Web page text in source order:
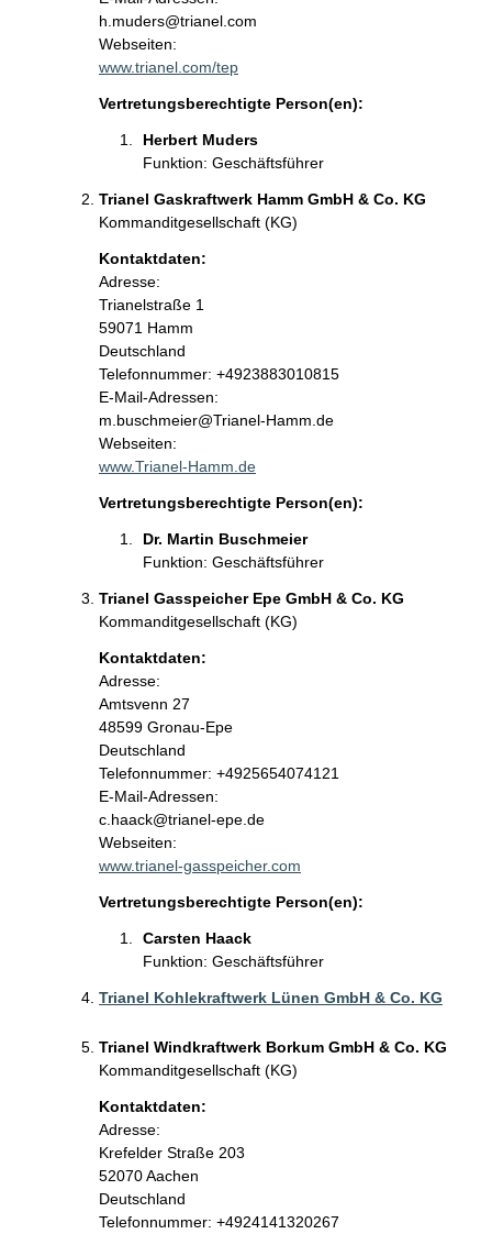
h.muders@trianel.com
Webseiten:
www.trianel.com/tep
Vertretungsberechtigte Person(en):
Herbert Muders
Funktion: Geschäftsführer
Trianel Gaskraftwerk Hamm GmbH & Co. KG
Kommanditgesellschaft (KG)
Kontaktdaten:
Adresse:
Trianelstraße 1
59071 Hamm
Deutschland
Kontaktinformationen:
Telefonnummer: +4923883010815
E-Mail-Adressen:
m.buschmeier@Trianel-Hamm.de
Webseiten:
www.Trianel-Hamm.de
Vertretungsberechtigte Person(en):
Dr. Martin Buschmeier
Funktion: Geschäftsführer
Trianel Gasspeicher Epe GmbH & Co. KG
Kommanditgesellschaft (KG)
Kontaktdaten:
Adresse:
Amtsvenn 27
48599 Gronau-Epe
Deutschland
Kontaktinformationen:
Telefonnummer: +4925654074121
E-Mail-Adressen:
c.haack@trianel-epe.de
Webseiten:
www.trianel-gasspeicher.com
Vertretungsberechtigte Person(en):
Carsten Haack
Funktion: Geschäftsführer
Trianel Kohlekraftwerk Lünen GmbH & Co. KG
Trianel Windkraftwerk Borkum GmbH & Co. KG
Kommanditgesellschaft (KG)
Kontaktdaten:
Adresse:
Krefelder Straße 203
52070Aachen
Deutschland
Kontaktinformationen:
Telefonnummer: +4924141320267